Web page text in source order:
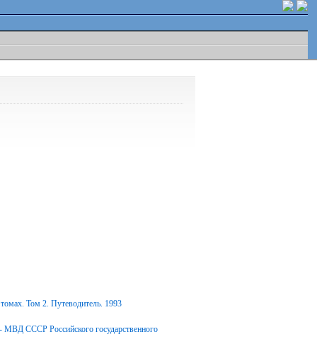
Том 2. Путеводитель. 1993
МВД СССР Российского государственного